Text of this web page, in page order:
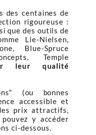
des centaines de
rigoureuse :
que des outils de
Lie-Nielsen,
Blue-Spruce
Temple
leur qualité
(ou bonnes
accessible et
prix attractifs,
y accéder
ci-dessous.